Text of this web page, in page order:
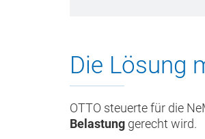
Die Lösung
OTTO steuerte für die
Belastung gerecht wird.